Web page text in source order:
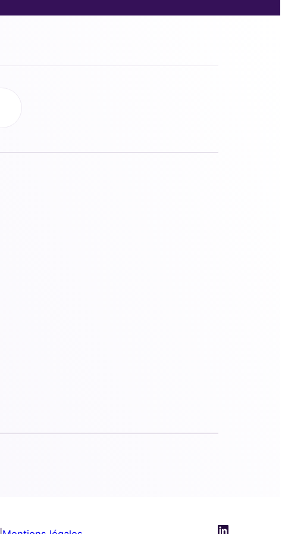
LinkedIn